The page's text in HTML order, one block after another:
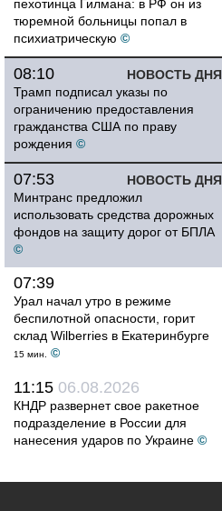
пехотинца Гилмана: в РФ он из
тюремной больницы попал в
психиатрическую ©
НОВОСТЬ ДНЯ
08:10
Трамп подписал указы по
ограничению предоставления
гражданства США по праву
рождения ©
НОВОСТЬ ДНЯ
07:53
Минтранс предложил
использовать средства дорожных
фондов на защиту дорог от БПЛА
©
07:39
Урал начал утро в режиме
беспилотной опасности, горит
склад Wilberries в Екатеринбурге
15 мин. ©
11:15 06.08.2026
КНДР развернет свое ракетное
подразделение в России для
нанесения ударов по Украине ©